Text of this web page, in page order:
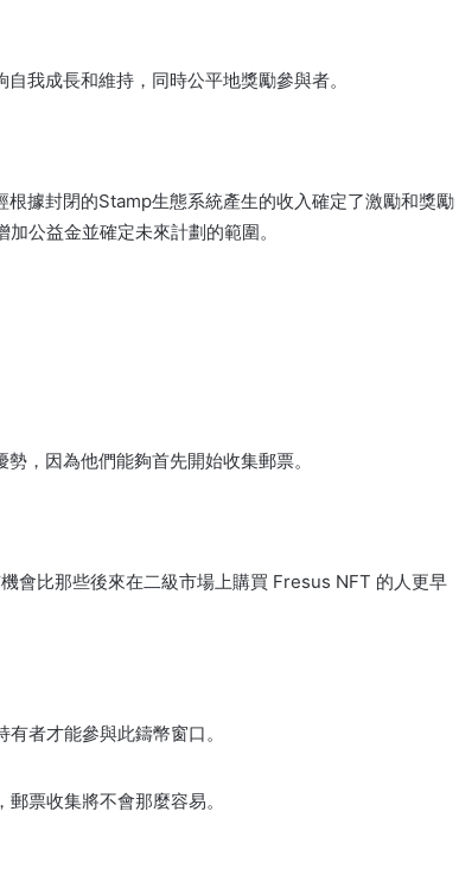
我成長和維持，同時公平地獎勵參與者。
據封閉的Stamp生態系統產生的收入確定了激勵和獎勵
公益金並確定未來計劃的範圍。
，因為他們能夠首先開始收集郵票。
會比那些後來在二級市場上購買 Fresus NFT 的人更早
者才能參與此鑄幣窗口。
郵票收集將不會那麼容易。